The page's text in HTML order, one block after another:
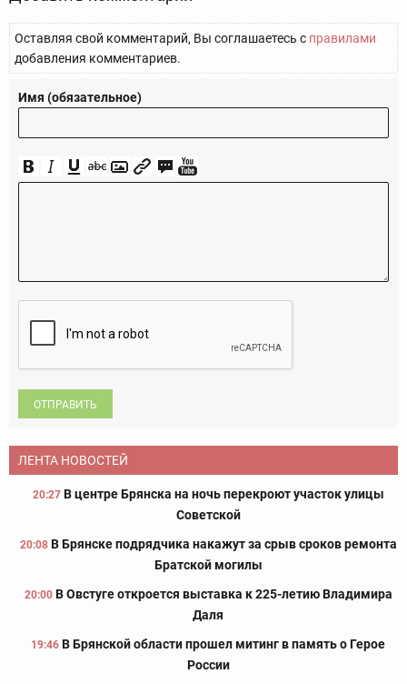
Оставляя свой комментарий, Вы соглашаетесь с правилами
добавления комментариев.
Имя (обязательное)
ОТПРАВИТЬ
ЛЕНТА НОВОСТЕЙ
20:27 В центре Брянска на ночь перекроют участок улицы
Советской
20:08 В Брянске подрядчика накажут за срыв сроков ремонта
Братской могилы
20:00 В Овстуге откроется выставка к 225-летию Владимира
Даля
19:46 В Брянской области прошел митинг в память о Герое
России